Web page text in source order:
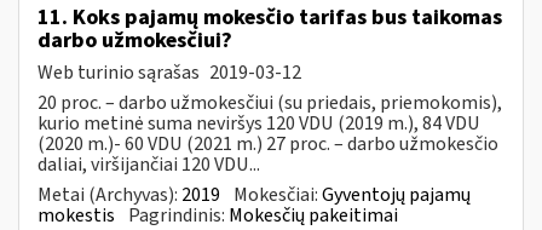
11. Koks pajamų mokesčio tarifas bus taikomas
darbo užmokesčiui?
Web turinio sąrašas 2019-03-12
20 proc. – darbo užmokesčiui (su priedais, priemokomis),
kurio metinė suma neviršys 120 VDU (2019 m.), 84 VDU
(2020 m.)- 60 VDU (2021 m.) 27 proc. – darbo užmokesčio
daliai, viršijančiai 120 VDU...
Metai (Archyvas): 2019 Mokesčiai:Gyventojų pajamų
mokestis Pagrindinis: Mokesčių pakeitimai